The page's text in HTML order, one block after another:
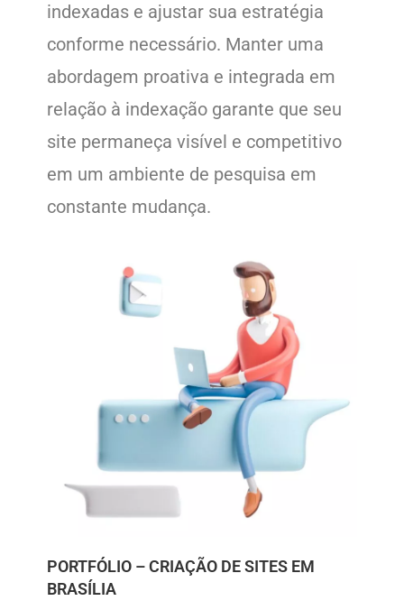
indexadas e ajustar sua estratégia
conforme necessário. Manter uma
abordagem proativa e integrada em
relação à indexação garante que seu
site permaneça visível e competitivo
em um ambiente de pesquisa em
constante mudança.
PORTFÓLIO – CRIAÇÃO DE SITES EM
BRASÍLIA